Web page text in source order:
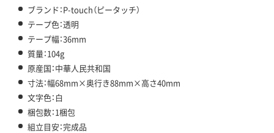
ブランド：P-touch（ピータッチ）
テープ色：透明
テープ幅：36mm
質量：104g
原産国：中華人民共和国
寸法：幅68mm×奥行き88mm×高さ40mm
文字色：白
梱包数：1梱包
組立目安：完成品